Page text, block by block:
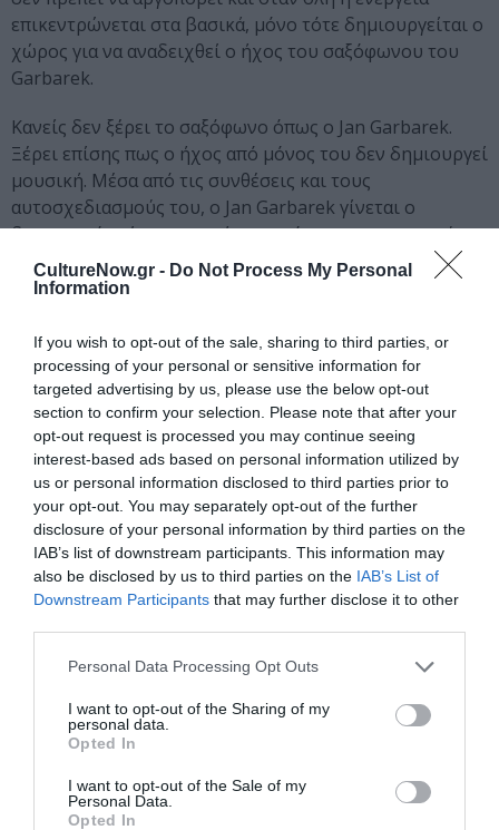
CultureNow.gr - Do Not Process My Personal
Information
If you wish to opt-out of the sale, sharing to third parties, or
processing of your personal or sensitive information for
targeted advertising by us, please use the below opt-out
section to confirm your selection. Please note that after your
opt-out request is processed you may continue seeing
interest-based ads based on personal information utilized by
us or personal information disclosed to third parties prior to
your opt-out. You may separately opt-out of the further
disclosure of your personal information by third parties on the
IAB’s list of downstream participants. This information may
also be disclosed by us to third parties on the IAB’s List of
Downstream Participants that may further disclose it to other
Personal Data Processing Opt Outs
I want to opt-out of the Sharing of my
personal data.
Opted In
I want to opt-out of the Sale of my
Personal Data.
Opted In
επικεντρώνεται στα βασικά, μόνο τότε δημιουργείται ο
χώρος για να αναδειχθεί ο ήχος του σαξόφωνου του
Garbarek.
Κανείς δεν ξέρει το σαξόφωνο όπως ο Jan Garbarek.
Ξέρει επίσης πως ο ήχος από μόνος του δεν δημιουργεί
μουσική. Μέσα από τις συνθέσεις και τους
αυτοσχεδιασμούς του, ο Jan Garbarek γίνεται ο
δημιουργός μίας μουσικής τονικότητας που στοχεύει
κατευθείαν στην ψυχή μας. Τα μεγάλα διαστήματα του
ήχου ακτινοβολούν μια εκπληκτική αίσθηση ειρήνης
μουσική αναπνέει και δημιουργεί χώρο αναπνοής.
Συντονισμένη μουσική παλμικότητα. Σαν τους χτύπους
της ανθρώπινης καρδιάς.
Στην Ελλάδα, ο Garbarek ήρθε πρώτη φορά για τη
συνεργασία του με την Ελένη Καραΐνδρου στον
«Μελισσοκόμο» (1986) του Θόδωρου Αγγελόπουλου.
Αργότερα με την Καραΐνδρου έβγαλαν και 2 άλμπουμ:
Music For Films (ECM, 1991) και Concert in Athens (ECM,
2013).
Ο ίδιος έχει δηλώσει για τη συνεργασία τους στο
μαζί της και που έχω έρθει στη χώρα σας πολλές φορές με
αφορμή τη μουσική της. Στην αρχή, η συνεργασία μου με την
Ελένη ήταν λίγο περίεργη. Στην πορεία όμως όλα πήγαν πολύ
καλά χάρη στη δική της επιμονή, κι έτσι γεννήθηκε η
μουσική του Μελισσοκόμου. Θυμάμαι, πρώτα άκουσα το
βασικό θέμα, που μου άρεσε πολύ, μετά ήρθα στην Αθήνα